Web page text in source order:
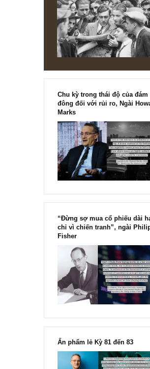
ISSUE EXCERPTS
Ấn phẩm Kỳ 77 (Bản cắt)
chính thức phát hành!!
đông đối với rủi ro, Ngài
Marks
chỉ vì chiến tranh”, ngài